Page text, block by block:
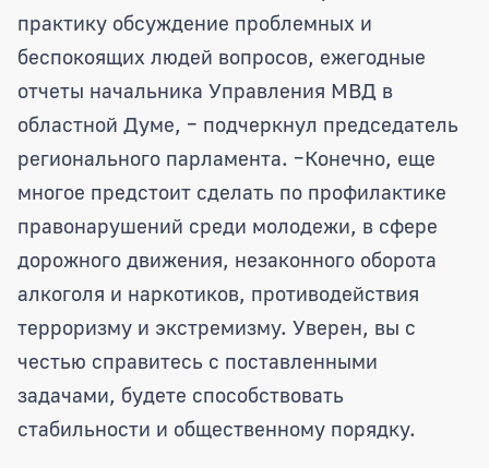
практику обсуждение проблемных и
беспокоящих людей вопросов, ежегодные
отчеты начальника Управления МВД в
областной Думе, – подчеркнул председатель
регионального парламента. –Конечно, еще
многое предстоит сделать по профилактике
правонарушений среди молодежи, в сфере
дорожного движения, незаконного оборота
алкоголя и наркотиков, противодействия
терроризму и экстремизму. Уверен, вы с
честью справитесь с поставленными
задачами, будете способствовать
стабильности и общественному порядку.